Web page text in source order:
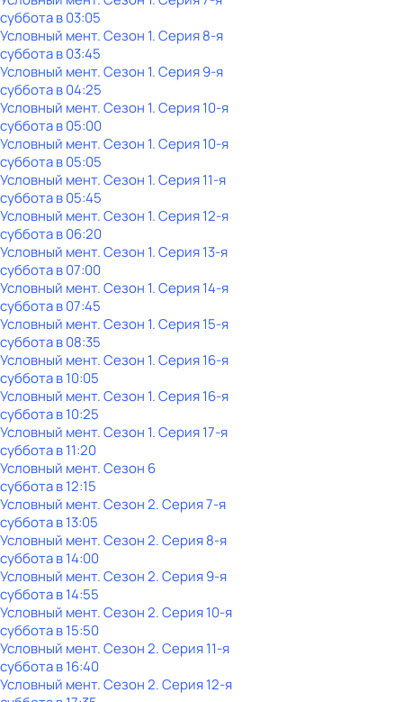
субботав03:05
Условный мент. Сезон 1. Серия 8-я
субботав03:45
Условный мент. Сезон 1. Серия 9-я
субботав04:25
Условный мент. Сезон 1. Серия 10-я
субботав05:00
Условный мент. Сезон 1. Серия 10-я
субботав05:05
Условный мент. Сезон 1. Серия 11-я
субботав05:45
Условный мент. Сезон 1. Серия 12-я
субботав06:20
Условный мент. Сезон 1. Серия 13-я
субботав07:00
Условный мент. Сезон 1. Серия 14-я
субботав07:45
Условный мент. Сезон 1. Серия 15-я
субботав08:35
Условный мент. Сезон 1. Серия 16-я
субботав10:05
Условный мент. Сезон 1. Серия 16-я
субботав10:25
Условный мент. Сезон 1. Серия 17-я
субботав11:20
Условный мент. Сезон 6
субботав12:15
Условный мент. Сезон 2. Серия 7-я
субботав13:05
Условный мент. Сезон 2. Серия 8-я
субботав14:00
Условный мент. Сезон 2. Серия 9-я
субботав14:55
Условный мент. Сезон 2. Серия 10-я
субботав15:50
Условный мент. Сезон 2. Серия 11-я
субботав16:40
Условный мент. Сезон 2. Серия 12-я